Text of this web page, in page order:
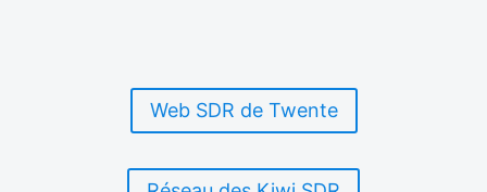
Web SDR de Twente